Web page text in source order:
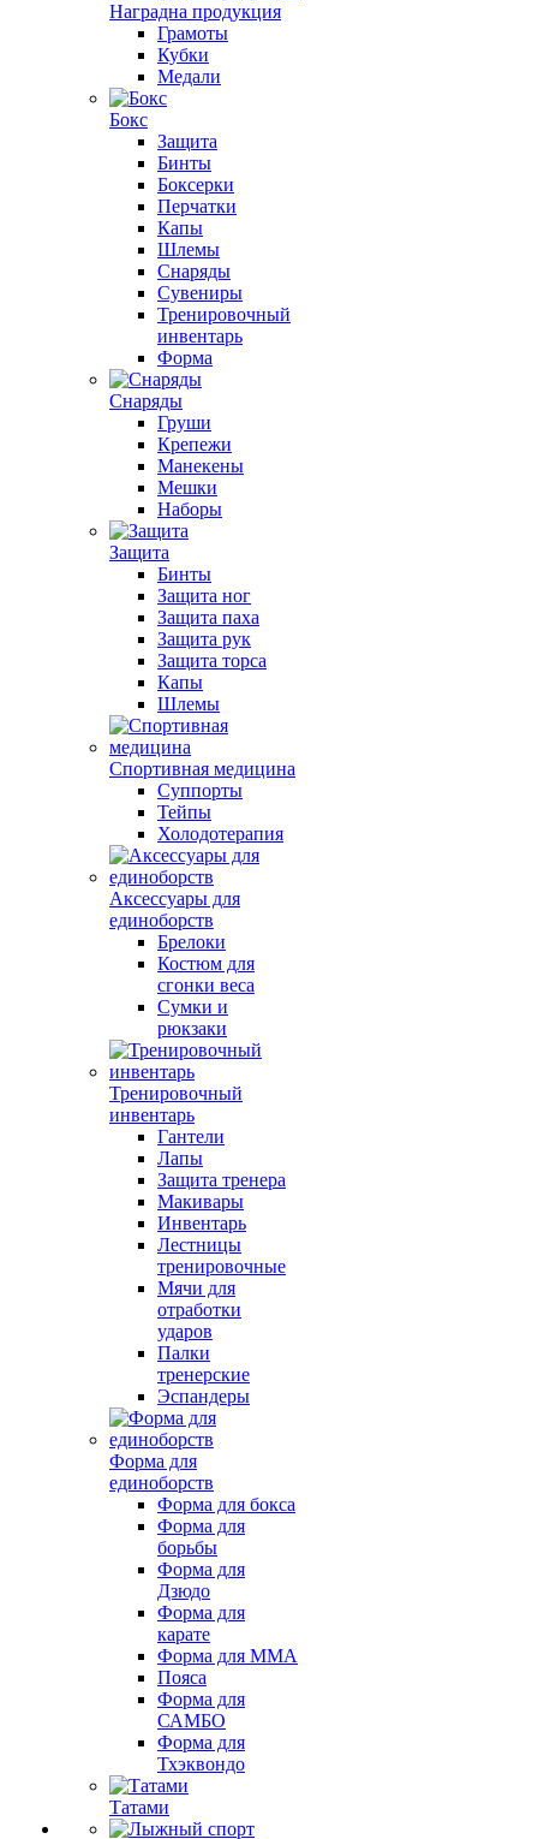
Наградна продукция
Грамоты
Кубки
Медали
Бокс
Защита
Бинты
Боксерки
Перчатки
Капы
Шлемы
Снаряды
Сувениры
Тренировочный
инвентарь
Форма
Снаряды
Груши
Крепежи
Манекены
Мешки
Наборы
Защита
Бинты
Защита ног
Защита паха
Защита рук
Защита торса
Капы
Шлемы
Спортивная медицина
Суппорты
Тейпы
Холодотерапия
Аксессуары для
единоборств
Брелоки
Костюм для
сгонки веса
Сумки и
рюкзаки
Тренировочный
инвентарь
Гантели
Лапы
Защита тренера
Макивары
Инвентарь
Лестницы
тренировочные
Мячи для
отработки
ударов
Палки
тренерские
Эспандеры
Форма для
единоборств
Форма для бокса
Форма для
борьбы
Форма для
Дзюдо
Форма для
карате
Форма для MMA
Пояса
Форма для
САМБО
Форма для
Тхэквондо
Татами